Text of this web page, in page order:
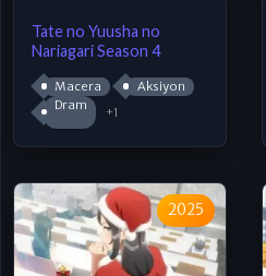
Tate no Yuusha no
Nariagari Season 4
Macera
Aksiyon
Dram
+1
2025